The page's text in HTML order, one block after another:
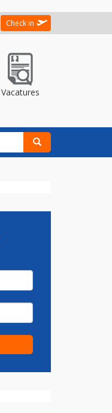
Check in
Vacatures